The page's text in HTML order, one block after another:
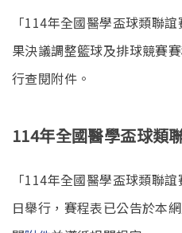
「114年全國醫學盃球類聯
果決議調整籃球及排球競賽
行查閱附件。
114年全國醫學盃球類
「114年全國醫學盃球類聯
日舉行，賽程表已公告於本